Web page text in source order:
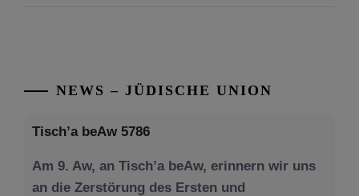
NEWS – JÜDISCHE UNION
Tisch’a beAw 5786
Am 9. Aw, an Tisch’a beAw, erinnern wir uns
an die Zerstörung des Ersten und